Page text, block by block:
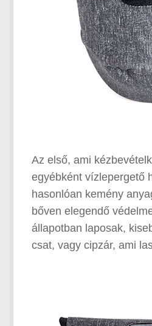
Az első, ami
egyébként vízlepergető
hasonlóan kemény
bőven elegendő
állapotban laposak,
csat, vagy cipzár, ami